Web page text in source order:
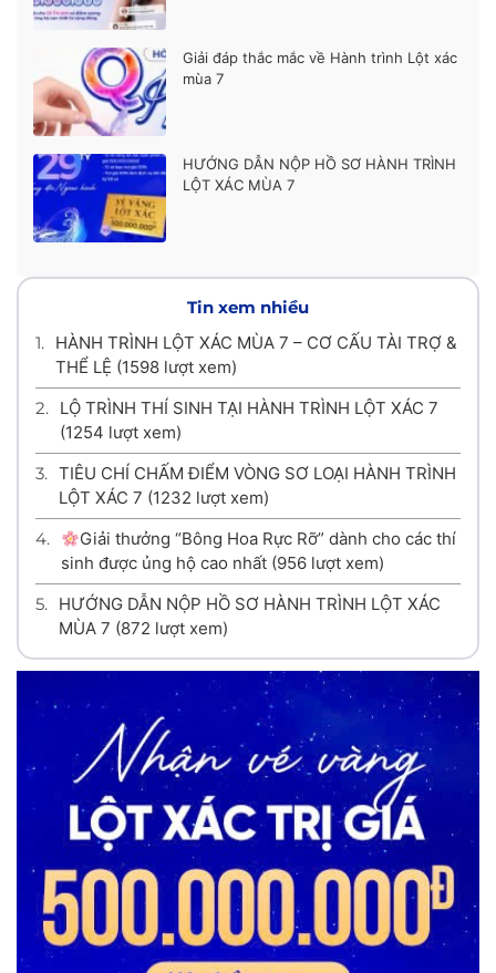
Giải đáp thắc mắc về Hành trình Lột xác
mùa 7
HƯỚNG DẪN NỘP HỒ SƠ HÀNH TRÌNH
LỘT XÁC MÙA 7
Tin xem nhiều
1. HÀNH TRÌNH LỘT XÁC MÙA 7 – CƠ CẤU TÀI TRỢ &
THỂ LỆ (1598 lượt xem)
2.
LỘ TRÌNH THÍ SINH TẠI HÀNH TRÌNH LỘT XÁC 7
(1254 lượt xem)
3. TIÊU CHÍ CHẤM ĐIỂM VÒNG SƠ LOẠI HÀNH TRÌNH
LỘT XÁC 7 (1232 lượt xem)
4.
Giải thưởng “Bông Hoa Rực Rỡ” dành cho các thí
sinh được ủng hộ cao nhất (956 lượt xem)
5. HƯỚNG DẪN NỘP HỒ SƠ HÀNH TRÌNH LỘT XÁC
MÙA 7 (872 lượt xem)